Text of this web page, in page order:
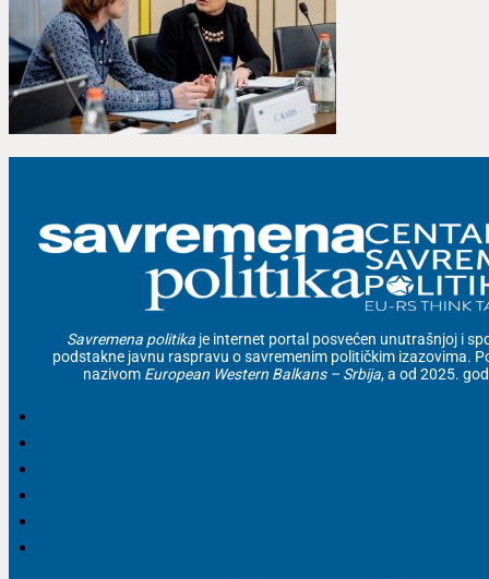
Savremena politika je internet portal posvećen unutrašnjoj i
podstakne javnu raspravu o savremenim političkim izazovima.
nazivom European Western Balkans – Srbija, a od 2025.